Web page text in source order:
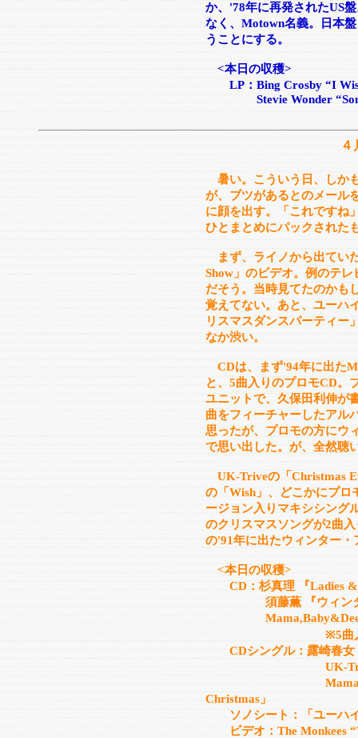
か、'78年に再発されたUS
なく、Motown名義。日本
うことにする。
<本日の収穫>
LP：Bing Crosby “I
Stevie Wonder
４
暑い。こういう日、しか
が、ブツがあるとのメール
に顔を出す。「これですね
ひとまとめにパックされた
まず、ライノから出てい
Show」のビデオ。例のテ
だそう。当時見てたのかも
覚えてない。あと、ユーハ
リスマスダンスパーティー
なか渋い。
CDは、まず'94年に出た
と、5曲入りのプロモCD。
ユニットで、久保田利伸が
曲をフィーチャーしたアル
思ったが、プロモの方にウ
で思い出した。が、全然聴
UK-Triveの「Christmas
の「Wish」、どこかにプロ
ージョン入りマキシシング
のクリスマスソングが2曲
の'91年に出たウィンター
<本日の収穫>
CD：杉真理 『Ladies &
須藤薫 『ウィンタ
Mama,Baby&Deer
※5曲入りサ
CDシングル：露崎春女
UK-Trive 「
Christmas」
ソノシート：「ユーハイ
ビデオ：The Monkees